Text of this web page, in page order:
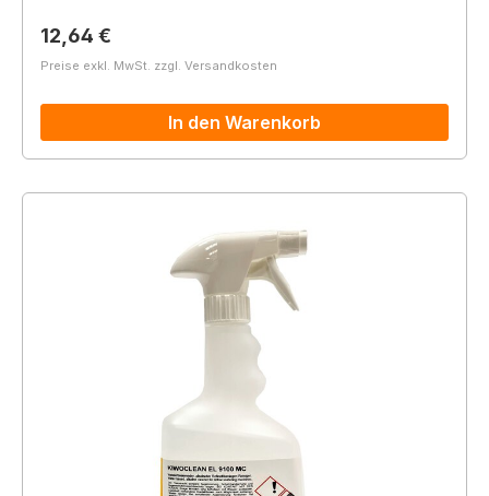
Regulärer Preis:
12,64 €
Preise exkl. MwSt. zzgl. Versandkosten
In den Warenkorb